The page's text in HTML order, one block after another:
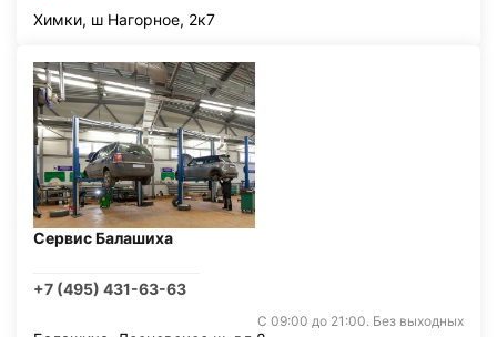
Химки, ш Нагорное, 2к7
Сервис Балашиха
+7 (495) 431-63-63
С 09:00 до 21:00. Без выходных